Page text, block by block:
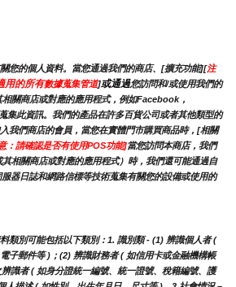
您的個人資料。當您通過我們的商店、[擴充功能][注
用的所有數據蒐集管道]或通過您訪問和/或使用我們的
關商店或對應的應用程式，例如Facebook，
集此資訊。我們的產品在許多百貨公司或者其他類型的
我們商店的會員，當您在實體門市購買商品時，[相關
：請確認是否有使用POS功能]當您訪問本商店，我們
相關商店或對應的應用程式）時，我們還可能通過自
器日誌和網路信標等技術蒐集有關您的設備或使用的
類別可能包括以下類別：1. 識別類 - (1) 辨識個人者 (
子郵件等 )；(2) 辨識財務者 ( 如信用卡或金融機構帳
識者 ( 如身分證統一編號、統一證號、稅籍編號、護